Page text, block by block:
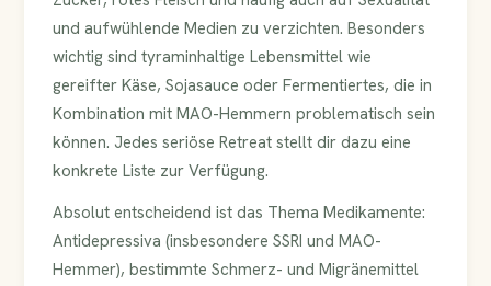
und aufwühlende Medien zu verzichten. Besonders
wichtig sind tyraminhaltige Lebensmittel wie
gereifter Käse, Sojasauce oder Fermentiertes, die in
Kombination mit MAO-Hemmern problematisch sein
können. Jedes seriöse Retreat stellt dir dazu eine
konkrete Liste zur Verfügung.
Absolut entscheidend ist das Thema Medikamente:
Antidepressiva (insbesondere SSRI und MAO-
Hemmer), bestimmte Schmerz- und Migränemittel